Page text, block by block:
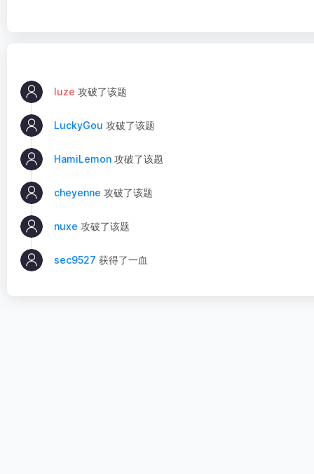
luze 攻破了该题
LuckyGou 攻破了该题
HamiLemon 攻破了该题
cheyenne 攻破了该题
nuxe 攻破了该题
sec9527 获得了一血